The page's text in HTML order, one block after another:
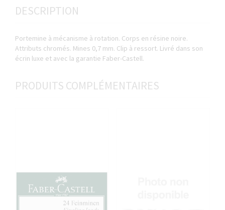
DESCRIPTION
Portemine à mécanisme à rotation. Corps en résine noire.
Attributs chromés. Mines 0,7 mm. Clip à ressort. Livré dans son
écrin luxe et avec la garantie Faber-Castell.
PRODUITS COMPLÉMENTAIRES